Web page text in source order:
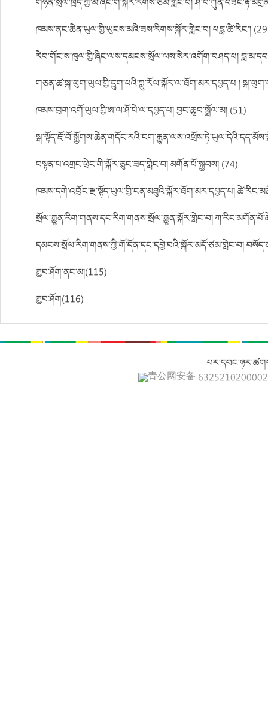
གཉེན་སྲོལ་ཁྲོད་ཀྱི་མ་ཞང་གི་སྐོར་རགས་ཙམ་གླེང་བ།
ཁམས་ནང་ཆེན་ཡུལ་གྱི་ཡུངས་མའི་ཟས་རིགས་སྐོར་གླེང་བ། པདྨ་ཚེ་རིང་།
རེབ་གོང་ས་ཁུལ་གྱི་ཞིང་ལས་དམངས་སྲོལ་ལས་སེར་འགོག་བཤད་པ།
གཅན་ཚ་སྐ་ཕུག་ཡུལ་གྱི་དྲུག་པའི་ཀླུ་རོལ་སྐོར་ལ་ཐོག་མར་དཔྱད་པ །
ཁམས་བྲག་འགོ་ཡུལ་གྱི་ཨ་ལ་ཤོ་པེ་ལ་དཔྱད་པ། བྱང་ཆུབ་སྒྲོལ་མ། (51)
བསྟན་པ་འགྲང་ཕྲེང་གི་སྐོར་ཅུང་ཟད་གླེང་བ། མགོན་པོ་སྐྱབས། (74)
ཁམས་དགེ་འབྲོང་རྫ་སྟོད་ཡུལ་གྱི་ངན་མཐུའི་སྐོར་ཐོག་མར་དཔྱད་པ།
སྲོལ་རྒྱུན་རིག་གནས་དང་རིག་གནས་སྲོལ་རྒྱུན་སྐོར་གླེང་བ།
དམངས་སྲོལ་རིག་གནས་ཀྱི་གོ་དོན་དང་དབྱེ་བའི་སྐོར་མདོ་ཙམ་གླེང་བ།
རྒྱབ་ཤོག་ནང་མ།(115)
རྒྱབ་ཤོག(116)
青公网安备